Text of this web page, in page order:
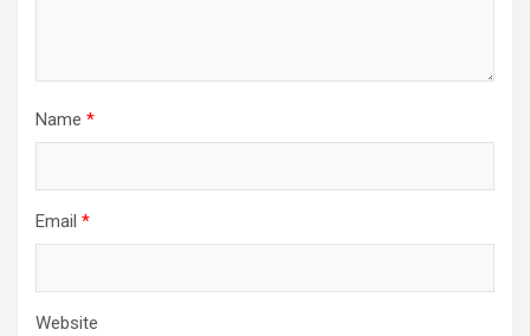
Name *
Email *
Website